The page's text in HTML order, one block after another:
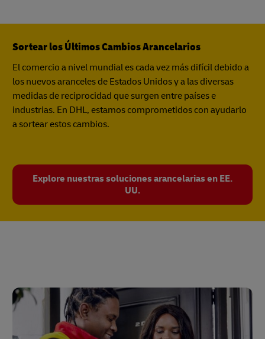
Sortear los Últimos Cambios Arancelarios
El comercio a nivel mundial es cada vez más difícil debido a
los nuevos aranceles de Estados Unidos y a las diversas
medidas de reciprocidad que surgen entre países e
industrias. En DHL, estamos comprometidos con ayudarlo
a sortear estos cambios.
Explore nuestras soluciones arancelarias en EE.
UU.